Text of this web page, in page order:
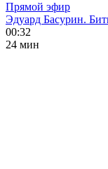
Прямой эфир
Эдуард Басурин.
00:32
24 мин